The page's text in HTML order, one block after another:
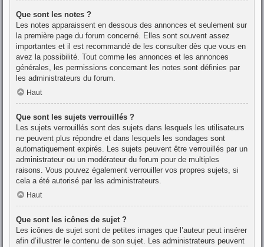
Que sont les notes ?
Les notes apparaissent en dessous des annonces et seulement sur
la première page du forum concerné. Elles sont souvent assez
importantes et il est recommandé de les consulter dès que vous en
avez la possibilité. Tout comme les annonces et les annonces
générales, les permissions concernant les notes sont définies par
les administrateurs du forum.
Haut
Que sont les sujets verrouillés ?
Les sujets verrouillés sont des sujets dans lesquels les utilisateurs
ne peuvent plus répondre et dans lesquels les sondages sont
automatiquement expirés. Les sujets peuvent être verrouillés par un
administrateur ou un modérateur du forum pour de multiples
raisons. Vous pouvez également verrouiller vos propres sujets, si
cela a été autorisé par les administrateurs.
Haut
Que sont les icônes de sujet ?
Les icônes de sujet sont de petites images que l’auteur peut insérer
afin d’illustrer le contenu de son sujet. Les administrateurs peuvent